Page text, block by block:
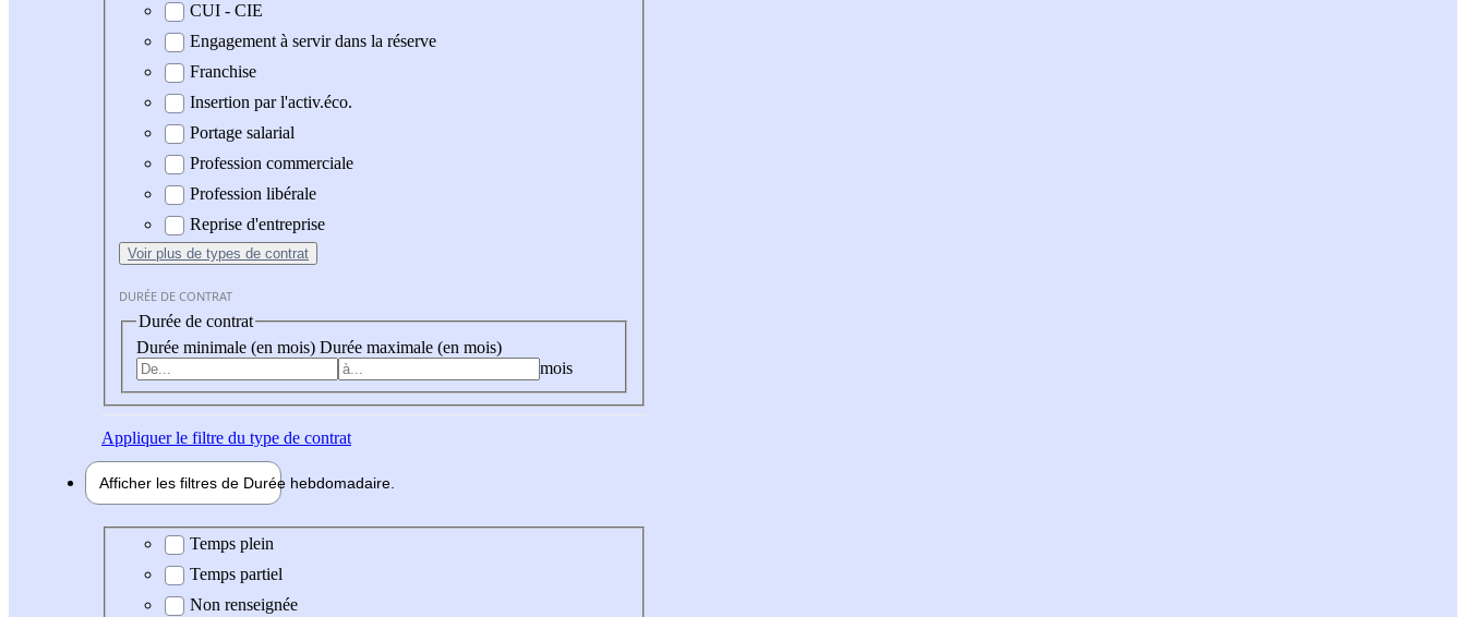
CUI - CIE
Engagement à servir dans la réserve
Franchise
Insertion par l'activ.éco.
Portage salarial
Profession commerciale
Profession libérale
Reprise d'entreprise
Voir plus de types de contrat
DURÉE DE CONTRAT
Durée de contrat
Durée minimale (en mois) Durée maximale (en mois)
mois
Appliquerle filtre du type de contrat
Afficher les filtres de Durée hebdomadaire
Durée hebdomadaire
Temps plein
Temps partiel
Non renseignée